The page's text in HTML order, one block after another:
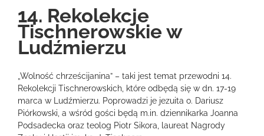
14. Rekolekcje
Tischnerowskie w
Ludźmierzu
„Wolność chrześcijanina” – taki jest temat przewodni 14.
Rekolekcji Tischnerowskich, które odbędą się w dn. 17-19
marca w Ludźmierzu. Poprowadzi je jezuita o. Dariusz
Piórkowski, a wśród gości będą m.in. dziennikarka Joanna
Podsadecka oraz teolog Piotr Sikora, laureat Nagrody